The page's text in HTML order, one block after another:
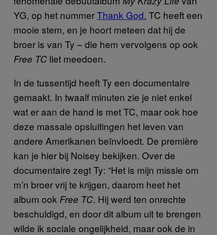
YG, op het nummerThank God. TC heeft een
mooie stem, en je hoort meteen dat hij de
broer is van Ty – die hem vervolgens op ook
Free TC liet meedoen.
In de tussentijd heeft Ty een documentaire
gemaakt. In twaalf minuten zie je niet enkel
wat er aan de hand is met TC, maar ook hoe
deze massale opsluitingen het leven van
andere Amerikanen beïnvloedt. De première
kan je hier bij Noisey bekijken. Over de
documentaire zegt Ty: “Het is mijn missie om
m’n broer vrij te krijgen, daarom heet het
album ook Free TC. Hij werd ten onrechte
beschuldigd, en door dit album uit te brengen
wilde ik sociale ongelijkheid, maar ook de in